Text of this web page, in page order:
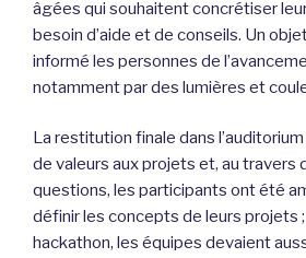
âgées qui souhaitent concrétiser
besoin d’aide et de conseils. Un
informé les personnes de
notamment par des lumières et
La restitution finale dans
de valeurs aux projets et, au travers
questions, les participants ont été
définir les concepts de leurs projets
hackathon, les équipes devaient